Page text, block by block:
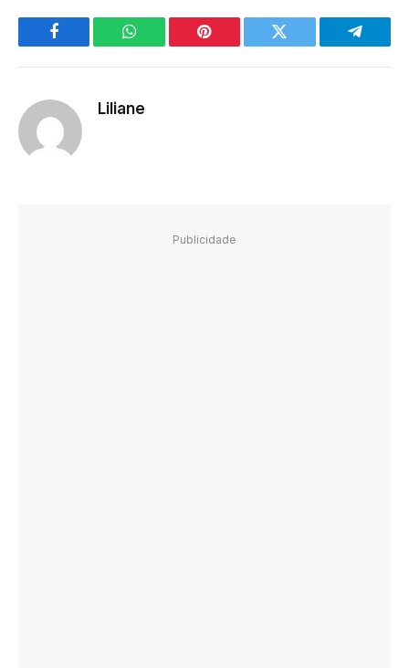
Facebook WhatsApp Pinterest Twitter
Liliane
Publicidade